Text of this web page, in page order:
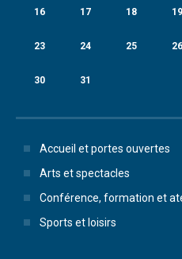
16 17 18 19
23 24 25 26
30 31
Accueil et portes ouvertes
Arts et spectacles
Conférence, formation et
Sports et loisirs